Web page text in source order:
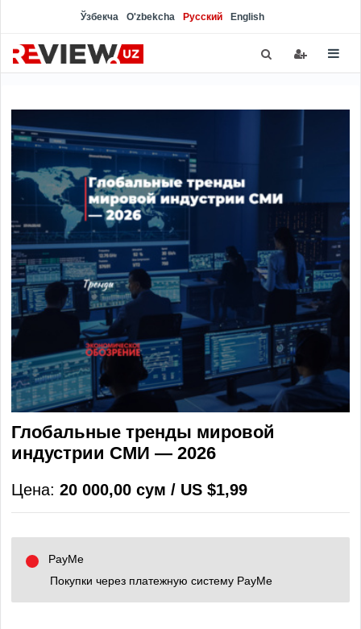
Ўзбекча O'zbekcha Русский English
Глобальные тренды мировой
индустрии СМИ — 2026
Цена: 20 000,00 сум / US $1,99
PayMe
Покупки через платежную систему PayMe